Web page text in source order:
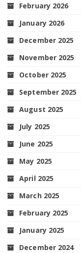
February 2026
January 2026
December 2025
November 2025
October 2025
September 2025
August 2025
July 2025
June 2025
May 2025
April 2025
March 2025
February 2025
January 2025
December 2024